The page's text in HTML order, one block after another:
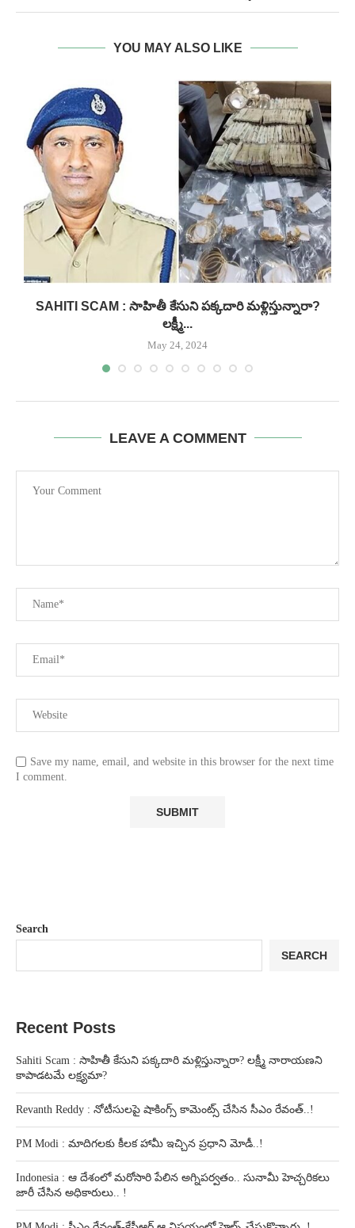
YOU MAY ALSO LIKE
SAHITI SCAM : సాహితీ కేసుని పక్కదారి మళ్లిస్తున్నారా?
లక్ష్మీ...
May 24, 2024
LEAVE A COMMENT
Save my name, email, and website in this browser for the next time
I comment.
Search
SEARCH
Recent Posts
Sahiti Scam : సాహితీ కేసుని పక్కదారి మళ్లిస్తున్నారా? లక్ష్మీ నారాయణని
కాపాడటమే లక్ష్యమా?
Revanth Reddy : నోటీసులపై షాకింగ్స్ కామెంట్స్ చేసిన సీఎం రేవంత్..!
PM Modi : మాదిగలకు కీలక హామీ ఇచ్చిన ప్రధాని మోడీ..!
Indonesia : ఆ దేశంలో మరోసారి పేలిన అగ్నిపర్వతం.. సునామీ హెచ్చరికలు
జారీ చేసిన అధికారులు.. !